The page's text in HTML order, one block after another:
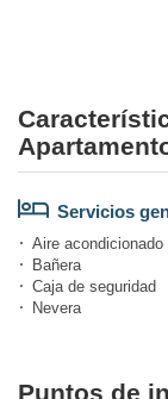
Servicios
Aire acondicionado
Bañera
Caja de seguridad
Nevera
Puntos de